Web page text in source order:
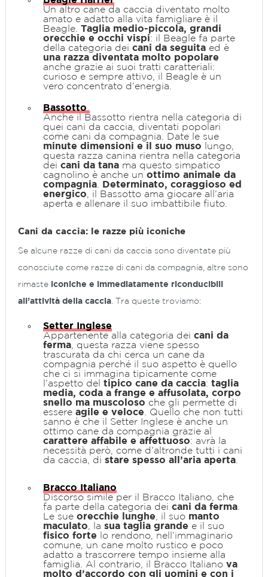
Un altro cane da caccia diventato molto
amato e adatto alla vita famigliare è il
Beagle. Taglia medio-piccola, grandi
orecchie e occhi vispi: il Beagle fa parte
della categoria dei cani da seguita ed è
una razza diventata molto popolare
anche grazie ai suoi tratti caratteriali:
curioso e sempre attivo, il Beagle è un
vero concentrato d’energia.
Bassotto
Anche il Bassotto rientra nella categoria di
quei cani da caccia, diventati popolari
come cani da compagnia. Date le sue
minute dimensioni e il suo muso lungo,
questa razza canina rientra nella categoria
dei cani da tana ma questo simpatico
cagnolino è anche un ottimo animale da
compagnia
Determinato, coraggioso ed
energico , il Bassotto ama giocare all’aria
aperta e allenare il suo imbattibile fiuto.
Cani da caccia: le razze più iconiche
Se alcune razze di cani da caccia sono diventate più
conosciute come razze di cani da compagnia, altre sono
rimaste iconiche e immediatamente riconducibili
all’attività della caccia . Tra queste troviamo:
Setter Inglese
Appartenente alla categoria dei cani da
ferma , questa razza viene spesso
trascurata da chi cerca un cane da
compagnia perché il suo aspetto è quello
che ci si immagina tipicamente come
l’aspetto del tipico cane da caccia: taglia
media, coda a frange e affusolata, corpo
snello ma muscoloso che gli permette di
essere agile e veloce . Quello che non tutti
sanno è che il Setter Inglese è anche un
ottimo cane da compagnia grazie al
carattere affabile e affettuoso: avrà la
necessità però, come d’altronde tutti i cani
da caccia, di stare spesso all’aria aperta
Bracco Italiano
Discorso simile per il Bracco Italiano, che
fa parte della categoria dei cani da ferma
Le sue orecchie lunghe , il suo manto
maculato , la sua taglia grande e il suo
fisico forte lo rendono, nell’immaginario
comune, un cane molto rustico e poco
adatto a trascorrere tempo insieme alla
famiglia. Al contrario, il Bracco Italiano va
molto d’accordo con gli uomini e con i